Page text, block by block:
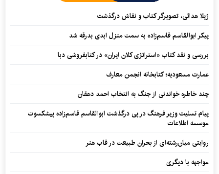
ژیلا هدائی، تصویرگر کتاب و نقاش درگذشت
پیکر ابوالقاسم قاسم‌زاده به سمت منزل ابدی بدرقه شد
بررسی و نقد کتاب «استراتژی کلان ایران» در کتابفروشی دبا
عمارت مسعودیه؛ کتابخانه انجمن معارف
چند خاطره خواندنی از جنگ به انتخاب احمد دهقان
پیام تسلیت وزیر فرهنگ در پی درگذشت ابوالقاسم قاسم‌زاده پیشکسوت
موسسه اطلاعات
روایتی میان‌رشته‌ای از بحران طبیعت در قاب هنر
مواجهه با دیگری